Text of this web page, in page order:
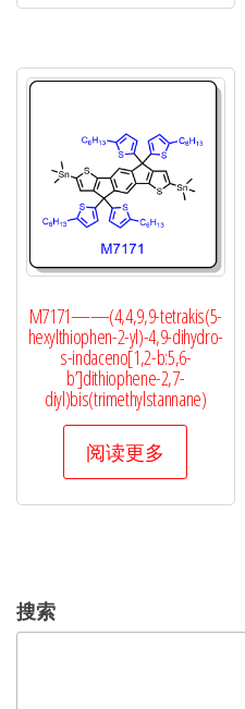
M7171——(4,4,9,9-tetrakis(5-
hexylthiophen-2-yl)-4,9-dihydro-
s-indaceno[1,2-b:5,6-
b’]dithiophene-2,7-
diyl)bis(trimethylstannane)
阅读更多
搜索